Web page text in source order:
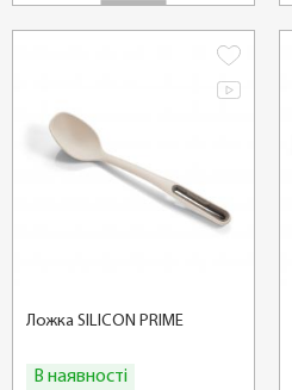
Ложка SILICON PRIME
В наявності